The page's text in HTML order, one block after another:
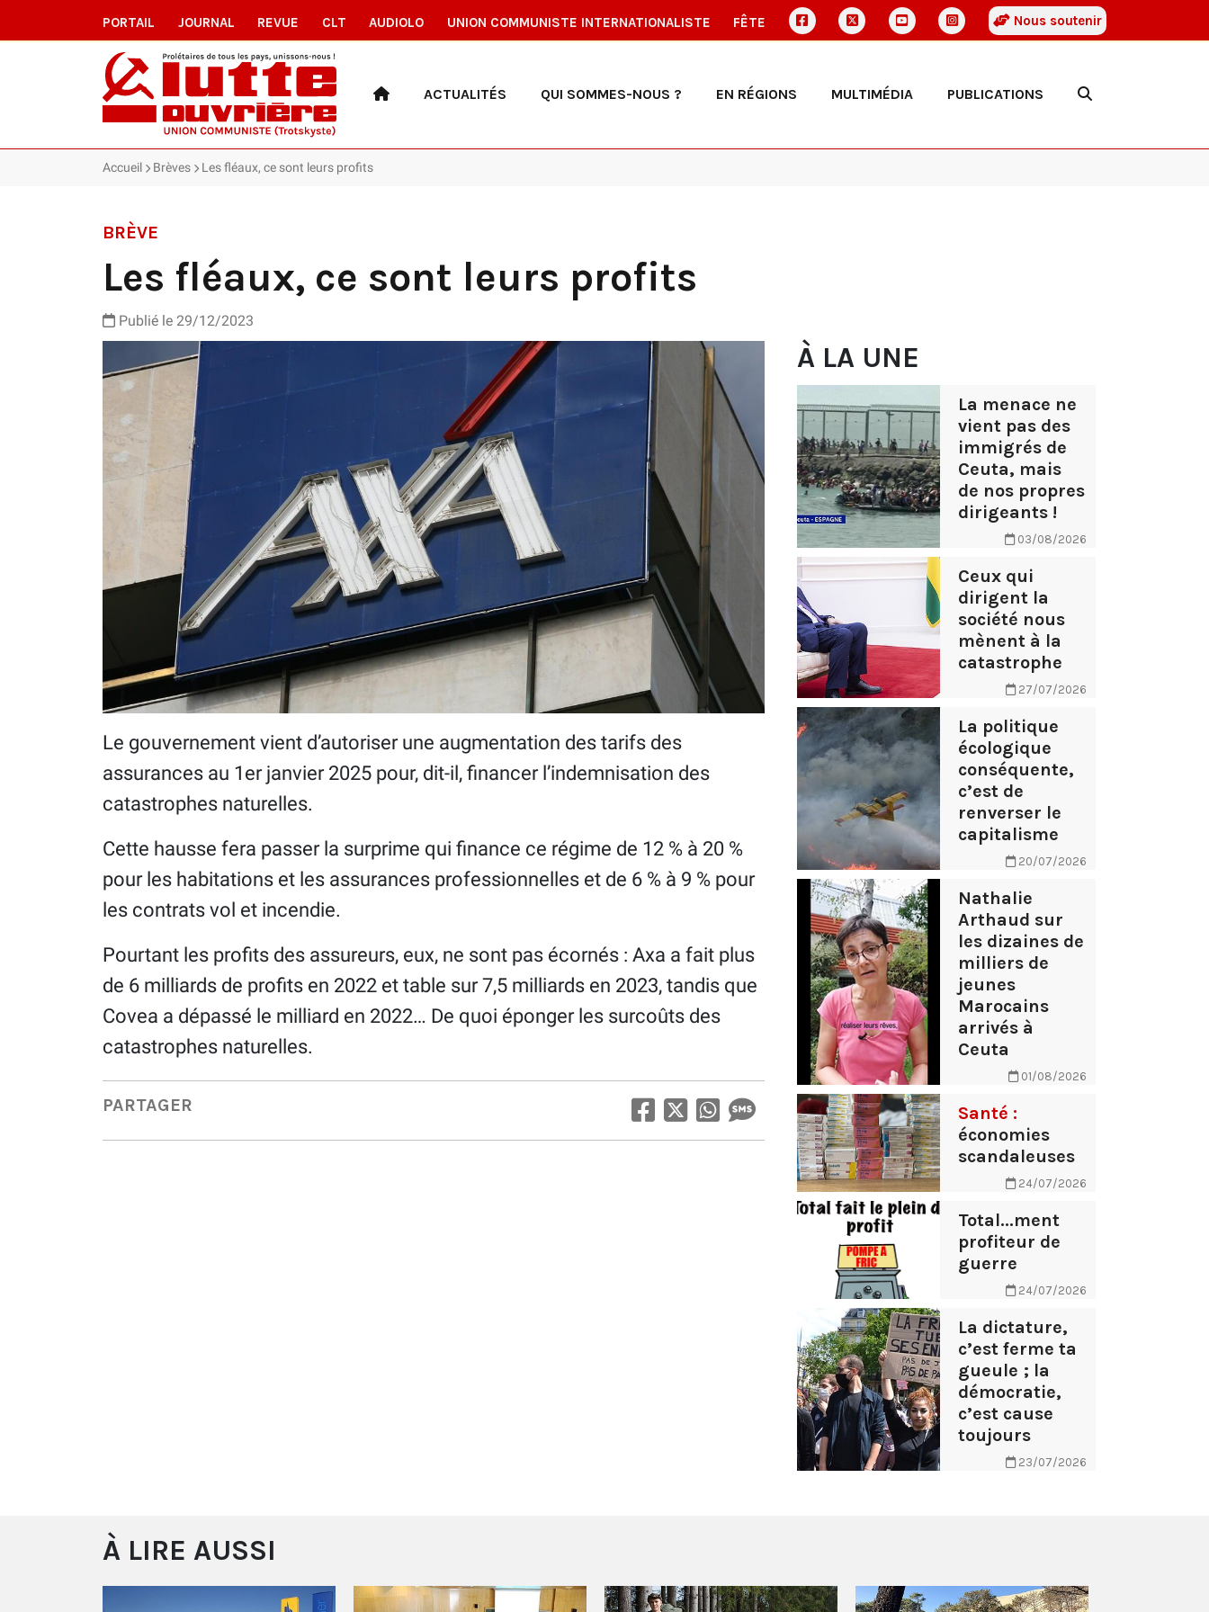
PORTAIL JOURNAL REVUE CLT AUDIOLO UNION COMMUNISTE INTERNATIONALISTE FÊTE Nous soutenir
ACTUALITÉS QUI SOMMES-NOUS ? EN RÉGIONS MULTIMÉDIA PUBLICATIONS
Accueil Brèves Les fléaux, ce sont leurs profits
BRÈVE
Les fléaux, ce sont leurs profits
Publié le 29/12/2023
Le gouvernement vient d’autoriser une augmentation des tarifs des
assurances au 1er janvier 2025 pour, dit-il, financer l’indemnisation des
catastrophes naturelles.
Cette hausse fera passer la surprime qui finance ce régime de 12 % à 20 %
pour les habitations et les assurances professionnelles et de 6 % à 9 % pour
les contrats vol et incendie.
Pourtant les profits des assureurs, eux, ne sont pas écornés : Axa a fait plus
de 6 milliards de profits en 2022 et table sur 7,5 milliards en 2023, tandis que
Covea a dépassé le milliard en 2022… De quoi éponger les surcoûts des
catastrophes naturelles.
PARTAGER
À LA UNE
La menace ne
vient pas des
immigrés de
Ceuta, mais
de nos propres
dirigeants !
03/08/2026
Ceux qui
dirigent la
société nous
mènent à la
catastrophe
27/07/2026
La politique
écologique
conséquente,
c’est de
renverser le
capitalisme
20/07/2026
Nathalie
Arthaud sur
les dizaines de
milliers de
jeunes
Marocains
arrivés à
Ceuta
01/08/2026
Santé :
économies
scandaleuses
24/07/2026
Total...ment
profiteur de
guerre
24/07/2026
La dictature,
c’est ferme ta
gueule ; la
démocratie,
c’est cause
toujours
23/07/2026
À LIRE AUSSI